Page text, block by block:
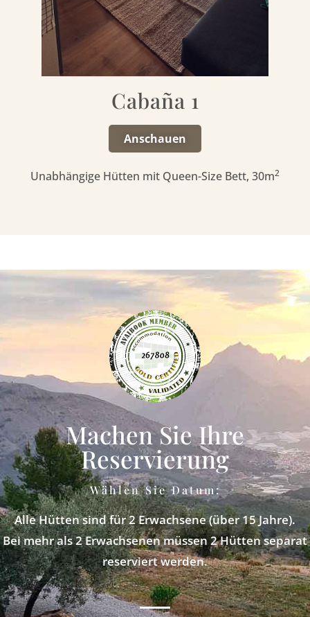
Cabaña 1
Anschauen
Unabhängige Hütten mit Queen-Size Bett, 30m2
Machen Sie Ihre
Reservierung
Wählen Sie Datum:
Alle Hütten sind für 2 Erwachsene (über 15 Jahre).
Bei mehr als 2 Erwachsenen müssen 2 Hütten separat
reserviert werden.